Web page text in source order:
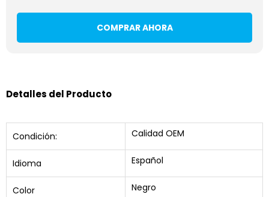
COMPRAR AHORA
Detalles del Producto
Condición: Calidad OEM
Idioma Español
Color Negro